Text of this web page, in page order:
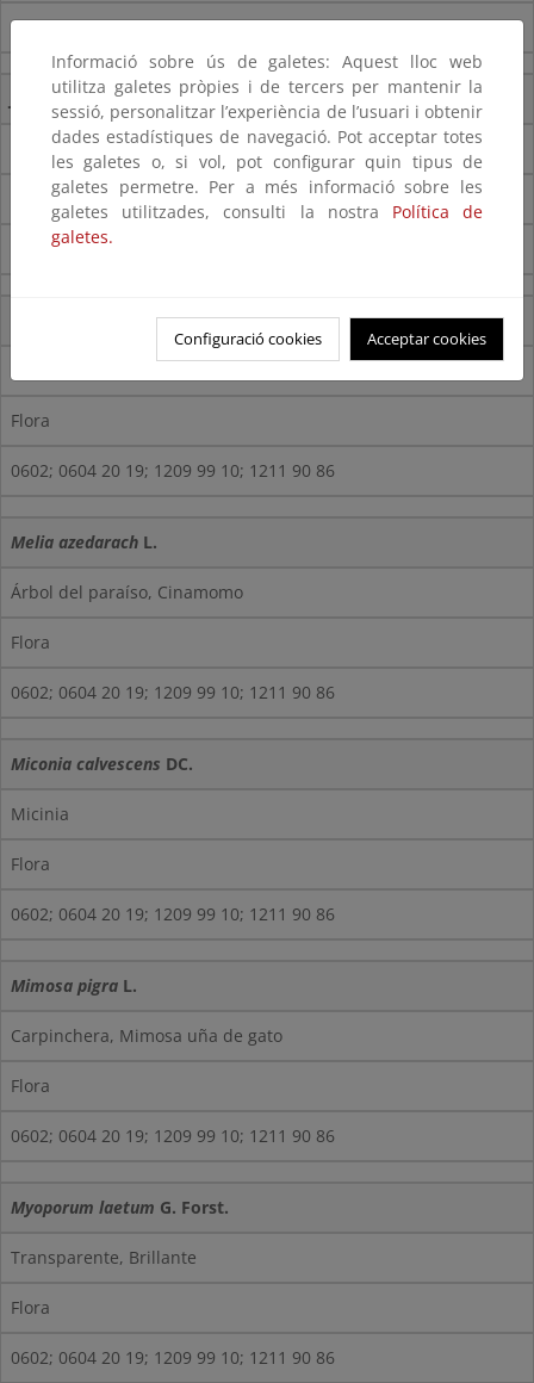
0602; 0604 20 19; 1209 99 10; 1211 90 86
Jatropha gossypiifoliaL.
Tua tua
0602; 0604 20 19; 1209 99 10; 1211 90 86
Ligustrum robustum(Roxb.) Blume.
Flora
0602; 0604 20 19; 1209 99 10; 1211 90 86
Melia azedarach L.
Árbol del paraíso, Cinamomo
Flora
0602; 0604 20 19; 1209 99 10; 1211 90 86
Miconia calvescens DC.
Micinia
Flora
0602; 0604 20 19; 1209 99 10; 1211 90 86
Mimosa pigra L.
Carpinchera, Mimosa uña de gato
Flora
0602; 0604 20 19; 1209 99 10; 1211 90 86
Myoporum laetum G. Forst.
Transparente, Brillante
Flora
0602; 0604 20 19; 1209 99 10; 1211 90 86
Informació sobre ús de galetes: Aquest lloc web
utilitza galetes pròpies i de tercers per mantenir la
sessió, personalitzar l’experiència de l’usuari i obtenir
dades estadístiques de navegació. Pot acceptar totes
les galetes o, si vol, pot configurar quin tipus de
galetes permetre. Per a més informació sobre les
galetes utilitzades, consulti la nostra Política de
galetes.
Configuració cookies Acceptar cookies